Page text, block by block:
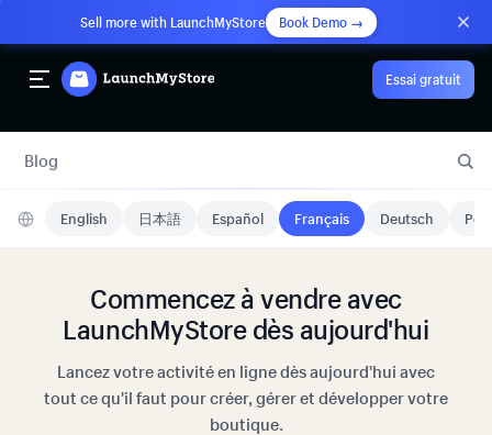
Sell more with LaunchMyStore Book Demo →
Essai gratuit
Blog
English 日本語 Español Français Deutsch
Commencez à vendre avec
LaunchMyStore dès aujourd'hui
Lancez votre activité en ligne dès aujourd'hui avec
tout ce qu'il faut pour créer, gérer et développer votre
boutique.